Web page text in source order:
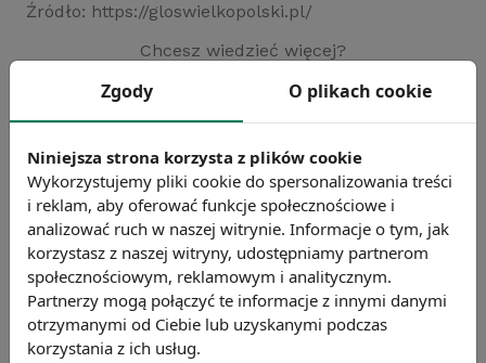
Źródło: https://gloswielkopolski.pl/
Chcesz wiedzieć więcej?
Zgody O plikach cookie
Niniejsza strona korzysta z plików cookie
Wykorzystujemy pliki cookie do spersonalizowania treści
i reklam, aby oferować funkcje społecznościowe i
analizować ruch w naszej witrynie. Informacje o tym, jak
korzystasz z naszej witryny, udostępniamy partnerom
społecznościowym, reklamowym i analitycznym.
Partnerzy mogą połączyć te informacje z innymi danymi
otrzymanymi od Ciebie lub uzyskanymi podczas
korzystania z ich usług.